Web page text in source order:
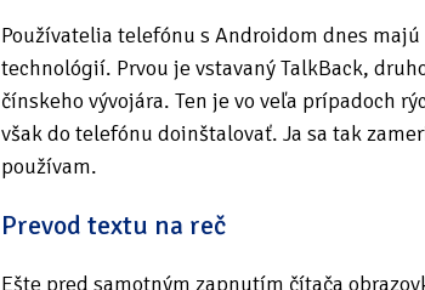
Používatelia telefónu s Androidom dnes
technológií. Prvou je vstavaný TalkBack,
čínskeho vývojára. Ten je vo veľa prípadoch
však do telefónu doinštalovať. Ja sa tak
používam.
Prevod textu na reč
Ešte pred samotným zapnutím čítača